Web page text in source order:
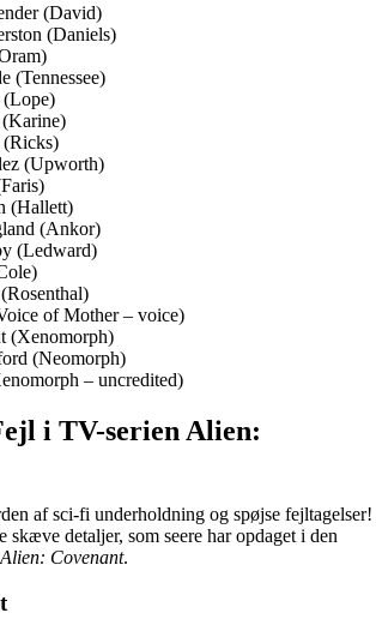
(David)
(Daniels)
(Tennessee)
(Ricks)
(Upworth)
(Hallett)
(Ankor)
(Ledward)
of Mother – voice)
(Xenomorph)
(Neomorph)
– uncredited)
i TV-serien Alien:
af sci-fi underholdning og spøjse fejltagelser!
skæve detaljer, som seere har opdaget i den
Alien: Covenant.